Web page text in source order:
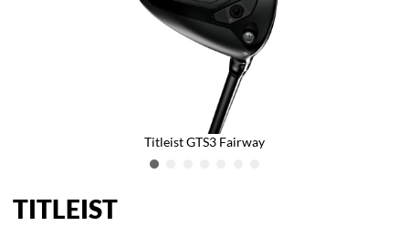
Titleist GTS3 Fairway
TITLEIST